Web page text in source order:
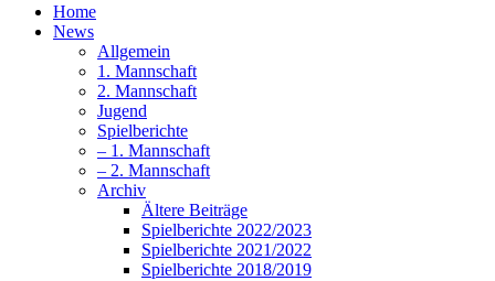
Home
News
Allgemein
1. Mannschaft
2. Mannschaft
Jugend
Spielberichte
– 1. Mannschaft
– 2. Mannschaft
Archiv
Ältere Beiträge
Spielberichte 2022/2023
Spielberichte 2021/2022
Spielberichte 2018/2019